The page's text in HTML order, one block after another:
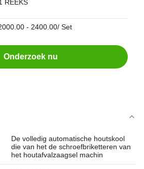
REEKS
- 2400.00/ Set
Onderzoek nu
De volledig automatische houtskool
die van het de schroefbriketteren van
het houtafvalzaagsel machin